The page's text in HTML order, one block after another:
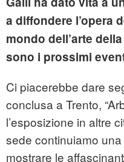
a diffondere l’opera
mondo dell’arte
sono i prossimi
Ci piacerebbe dare
conclusa a Trento,
l’esposizione in altre
sede continuiamo
mostrare le